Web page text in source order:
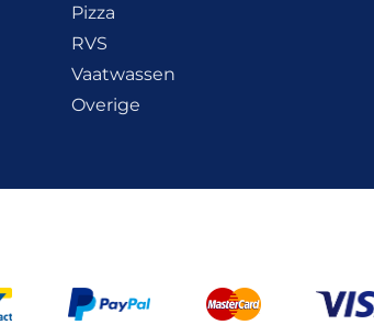
Pizza
RVS
Vaatwassen
Overige